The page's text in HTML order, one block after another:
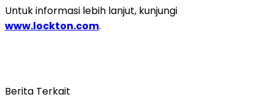
Untuk informasi lebih lanjut, kunjungi
www.lockton.com.
Berita Terkait